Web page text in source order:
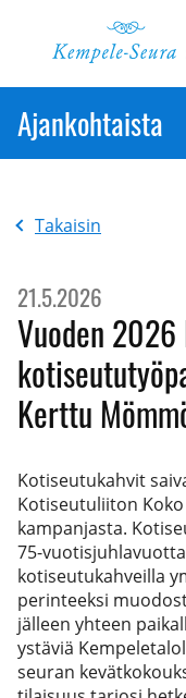
Ajankohtaista
Takaisin
21.5.2026
Vuoden
Kerttu
Kotiseutukahvit
Kotiseutuliiton
kampanjasta.
75-
kotiseutukahveilla
perinteeksi
jälleen yhteen
ystäviä
seuran